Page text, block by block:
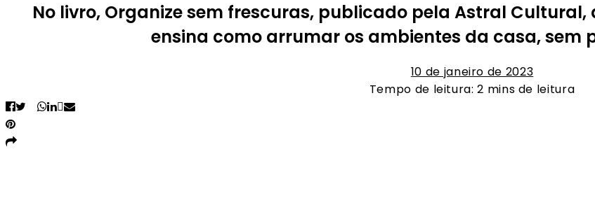
No livro, Organize sem frescuras, publicado pela Astral
ensina como arrumar os ambientes da casa, sem
10 de janeiro de 2023
Tempo de leitura: 2 mins de leitura